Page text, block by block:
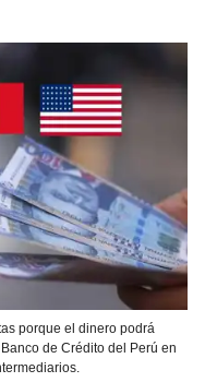
porque el dinero podrá
de Crédito del Perú en